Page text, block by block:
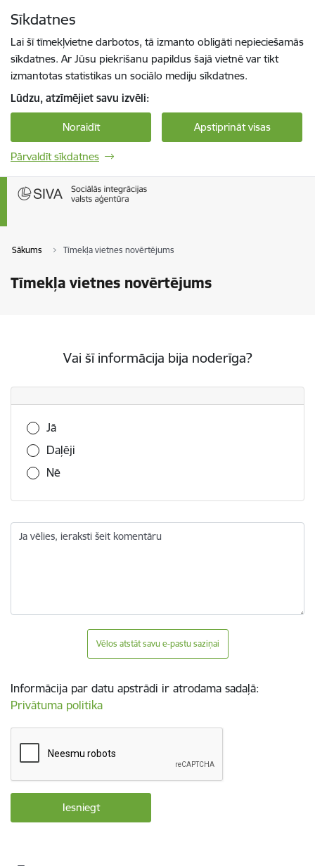
Sīkdatnes
Lai šī tīmekļvietne darbotos, tā izmanto obligāti nepieciešamās
sīkdatnes. Ar Jūsu piekrišanu papildus šajā vietnē var tikt
izmantotas statistikas un sociālo mediju sīkdatnes.
Lūdzu, atzīmējiet savu izvēli:
Noraidīt Apstiprināt visas
Pārvaldīt sīkdatnes
Sākums Tīmekļa vietnes novērtējums
Tīmekļa vietnes novērtējums
Vai šī informācija bija noderīga?
Vai šī informācija bija noderīga?
Jā
Daļēji
Nē
Ja vēlies, ieraksti šeit komentāru
Vēlos atstāt savu e-pastu saziņai
Informācija par datu apstrādi ir atrodama sadaļā:
Privātuma politika